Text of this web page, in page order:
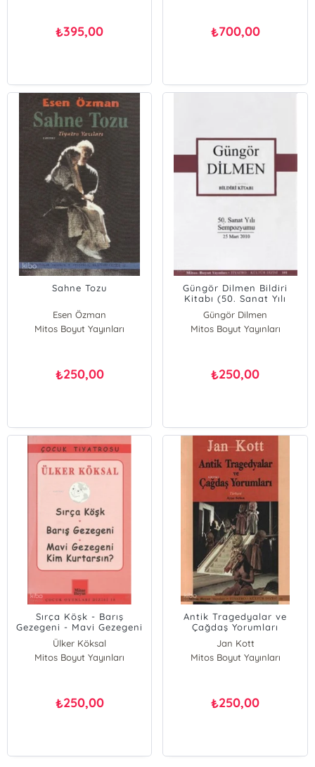
₺395,00 ₺700,00
Sahne Tozu
Esen Özman
Mitos Boyut Yayınları
₺250,00
Güngör Dilmen Bildiri
Kitabı (50. Sanat Yılı
Sempozyumu)
Güngör Dilmen
Mitos Boyut Yayınları
₺250,00
Sırça Köşk - Barış
Gezegeni - Mavi Gezegeni
Kim Kurtarsın?
Ülker Köksal
Mitos Boyut Yayınları
₺250,00
Antik Tragedyalar ve
Çağdaş Yorumları
Jan Kott
Mitos Boyut Yayınları
₺250,00